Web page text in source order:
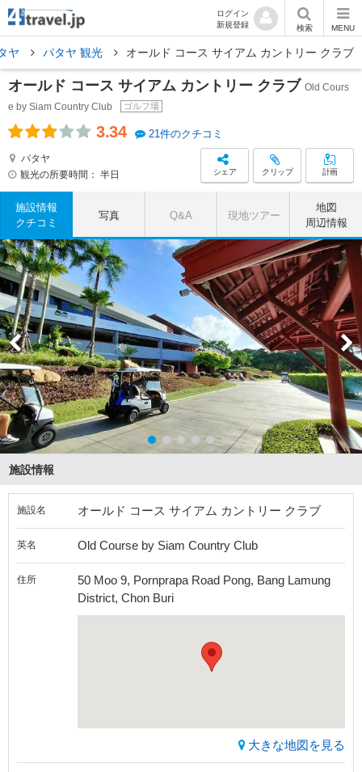
ログイン
新規登録
検索 MENU
ヤ パタヤ 観光 オールド コース サイアム カントリー クラブ
オールド コース サイアム カントリー クラブ Old Cours
e by Siam Country Club
ゴルフ場
3.34 21件のクチコミ
パタヤ
観光の所要時間： 半日 シェア クリップ 計画
施設情報
クチコミ
写真 Q&A 現地ツアー
地図
周辺情報
施設情報
施設名 オールド コース サイアム カントリー クラブ
英名 Old Course by Siam Country Club
住所
50 Moo 9, Pornprapa Road Pong, Bang Lamung
District, Chon Buri
大きな地図を見る